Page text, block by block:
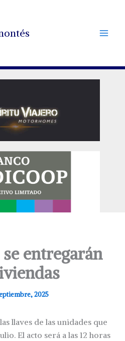
entregarán
2025
llaves de las unidades que
El acto será a las 12 horas